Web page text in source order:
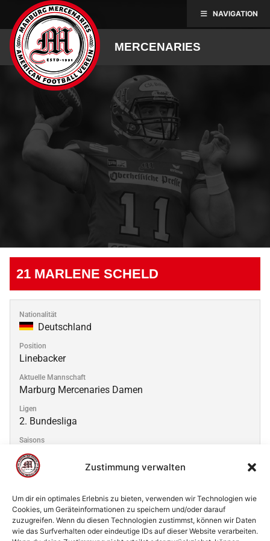
Zustimmung verwalten
Um dir ein optimales Erlebnis zu bieten, verwenden wir Technologien wie
Cookies, um Geräteinformationen zu speichern und/oder darauf
zuzugreifen. Wenn du diesen Technologien zustimmst, können wir Daten
wie das Surfverhalten oder eindeutige IDs auf dieser Website verarbeiten.
content
MERCENARIES
21 MARLENE SCHELD
Nationalität
Deutschland
Position
Linebacker
Aktuelle Mannschaft
Marburg Mercenaries Damen
Ligen
2. Bundesliga
Saisons
2025
© 2002 - 2026 American Football Verein Marburg
NAVIGATION